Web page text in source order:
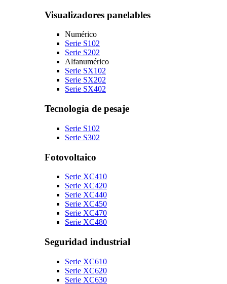
Visualizadores panelables
Numérico
Serie S102
Serie S202
Alfanumérico
Serie SX102
Serie SX202
Serie SX402
Tecnología de pesaje
Serie S102
Serie S302
Fotovoltaico
Serie XC410
Serie XC420
Serie XC440
Serie XC450
Serie XC470
Serie XC480
Seguridad industrial
Serie XC610
Serie XC620
Serie XC630